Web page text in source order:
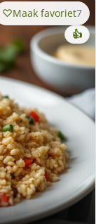
Maak favoriet7
👍